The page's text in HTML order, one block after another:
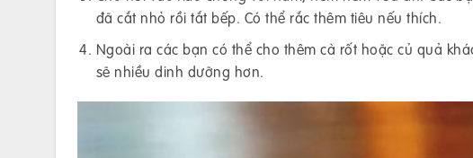
đã cắt nhỏ rồi tắt bếp. Có thể rắc thêm tiêu nếu thích.
Ngoài ra các bạn có thể cho thêm cà rốt hoặc củ quả
sẽ nhiều dinh dưỡng hơn.